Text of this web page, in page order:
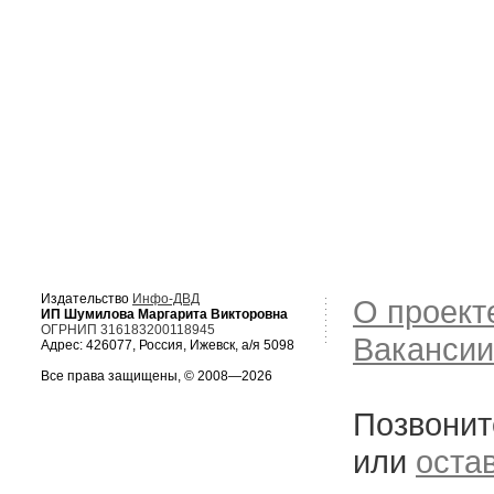
Издательство Инфо-ДВД
ИП Шумилова Маргарита Викторовна
ОГРНИП 316183200118945
Адрес: 426077, Россия, Ижевск, а/я 5098
Все права защищены, © 2008—2026
О
Вакансии
или